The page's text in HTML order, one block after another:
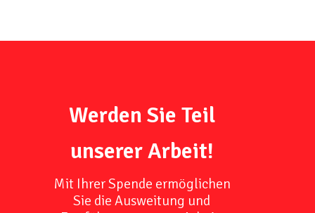
Werden Sie Teil
unserer Arbeit!
Mit Ihrer Spende ermöglichen
Sie die Ausweitung und